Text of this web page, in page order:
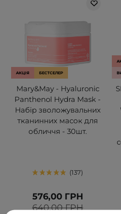
АКЦІЯ БЕСТСЕЛЕР
Mary&May - Hyaluronic
Panthenol Hydra Mask -
Набір зволожувальних
тканинних масок для
обличчя - 30шт.
137
640,00 ГРН
576,00 ГРН